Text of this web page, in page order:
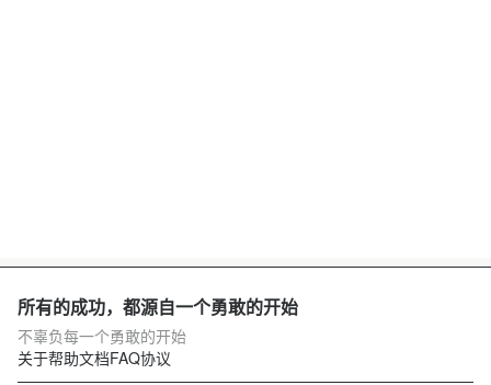
所有的成功，都源自一个勇敢的开始
不辜负每一个勇敢的开始
关于帮助文档FAQ协议